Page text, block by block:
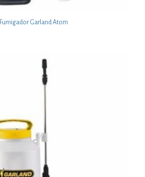
Fumigador Garland Atom